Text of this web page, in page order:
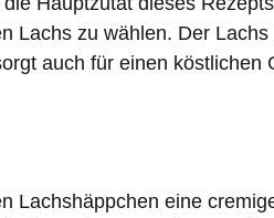
Lachs zu wählen. Der
auch für einen köstlichen
Lachshäppchen eine